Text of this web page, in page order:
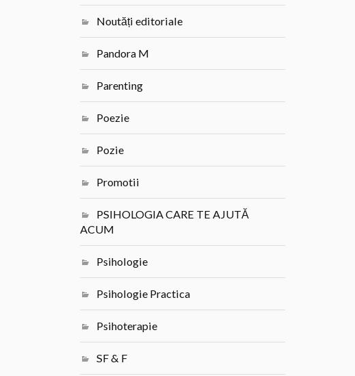
Noutăți editoriale
Pandora M
Parenting
Poezie
Pozie
Promotii
PSIHOLOGIA CARE TE AJUTĂ
ACUM
Psihologie
Psihologie Practica
Psihoterapie
SF & F